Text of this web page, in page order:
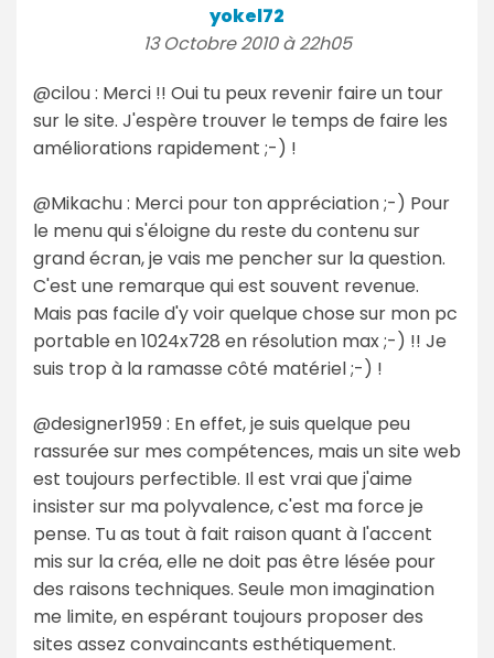
yokel72
13 Octobre 2010 à 22h05
@cilou : Merci !! Oui tu peux revenir faire un tour
sur le site. J'espère trouver le temps de faire les
améliorations rapidement ;-) !
@Mikachu : Merci pour ton appréciation ;-) Pour
le menu qui s'éloigne du reste du contenu sur
grand écran, je vais me pencher sur la question.
C'est une remarque qui est souvent revenue.
Mais pas facile d'y voir quelque chose sur mon pc
portable en 1024x728 en résolution max ;-) !! Je
suis trop à la ramasse côté matériel ;-) !
@designer1959 : En effet, je suis quelque peu
rassurée sur mes compétences, mais un site web
est toujours perfectible. Il est vrai que j'aime
insister sur ma polyvalence, c'est ma force je
pense. Tu as tout à fait raison quant à l'accent
mis sur la créa, elle ne doit pas être lésée pour
des raisons techniques. Seule mon imagination
me limite, en espérant toujours proposer des
sites assez convaincants esthétiquement.